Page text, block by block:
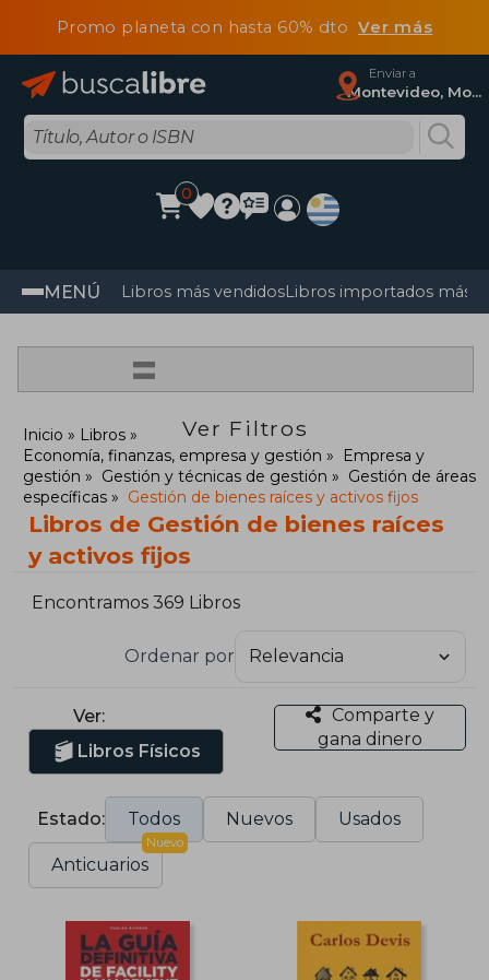
Promo planeta con hasta 60% dtoVer más
Enviar a
Montevideo, Montevideo
0
MENÚ Libros más vendidosLibros importados más
=
Ver Filtros
Inicio
Libros
Economía, finanzas, empresa y gestión
Empresa y
gestión
Gestión y técnicas de gestión
Gestión de áreas
específicas
Gestión de bienes raíces y activos fijos
Libros de Gestión de bienes raíces
y activos fijos
Encontramos 369 Libros
Ordenar por
Ver:
Libros Físicos
Comparte y
gana dinero
Estado: Todos Nuevos Usados
Anticuarios
Nuevo